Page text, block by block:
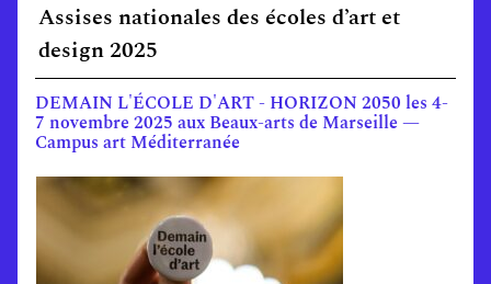
Assises nationales des écoles d’art et
design 2025
DEMAIN L'ÉCOLE D'ART - HORIZON 2050 les 4-
7 novembre 2025 aux Beaux-arts de Marseille —
Campus art Méditerranée